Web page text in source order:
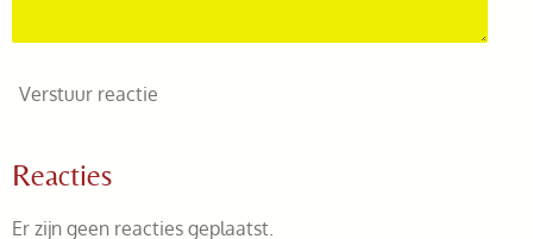
Verstuur reactie
Reacties
Er zijn geen reacties geplaatst.